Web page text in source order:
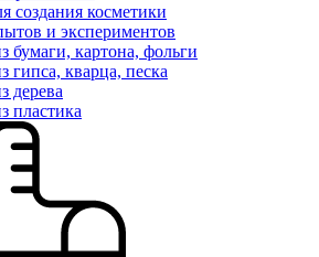
создания косметики
и экспериментов
бумаги, картона, фольги
гипса, кварца, песка
дерева
пластика